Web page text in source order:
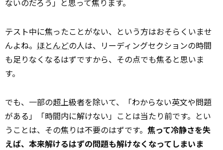
テスト中に焦ったことがない、という方はおそらくいませ
んよね。 ほとんどの人は、リーディングセクションの時間
も足りなくなるはずですから、その点でも焦ると思いま
す。
でも、一部の超上級者を除いて、「わからない英文や問題
がある」「時間内に解けない」ことは当たり前です。とい
うことは、その焦りは不要のはずです。 焦って冷静さを失
えば、本来解けるはずの問題も解けなくなってしまいま